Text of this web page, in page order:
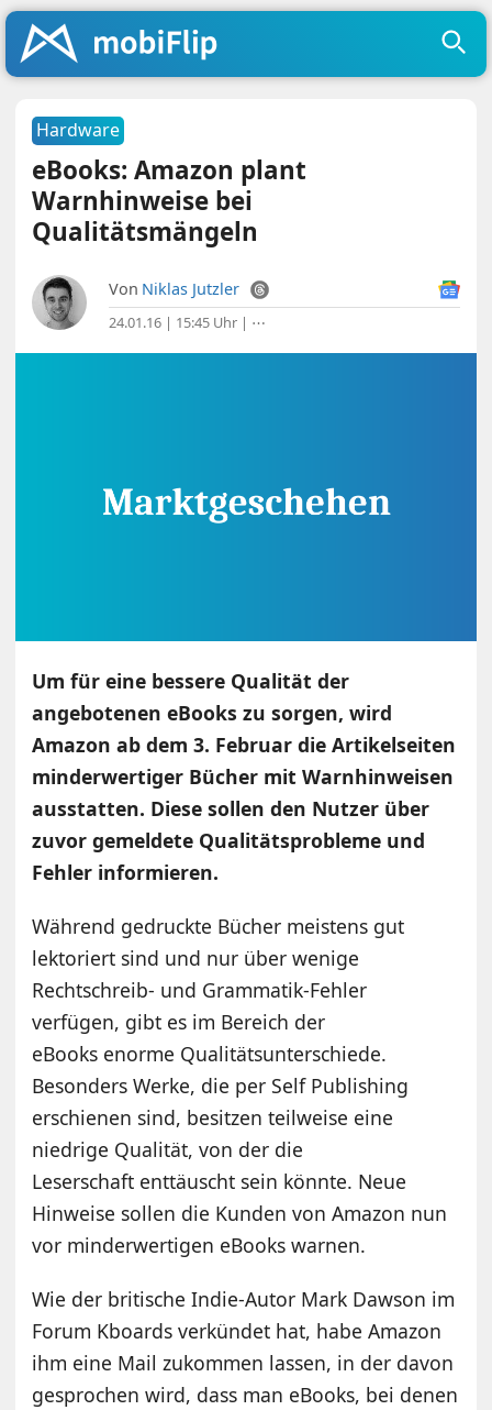
Hardware
eBooks: Amazon plant
Warnhinweise bei
Qualitätsmängeln
Von Niklas Jutzler
24.01.16 | 15:45 Uhr | ⋯
Um für eine bessere Qualität der
angebotenen eBooks zu sorgen, wird
Amazon ab dem 3. Februar die Artikelseiten
minderwertiger Bücher mit Warnhinweisen
ausstatten. Diese sollen den Nutzer über
zuvor gemeldete Qualitätsprobleme und
Fehler informieren.
Während gedruckte Bücher meistens gut
lektoriert sind und nur über wenige
Rechtschreib- und Grammatik-Fehler
verfügen, gibt es im Bereich der
eBooks enorme Qualitätsunterschiede.
Besonders Werke, die per Self Publishing
erschienen sind, besitzen teilweise eine
niedrige Qualität, von der die
Leserschaft enttäuscht sein könnte. Neue
Hinweise sollen die Kunden von Amazon nun
vor minderwertigen eBooks warnen.
Wie der britische Indie-Autor Mark Dawson im
Forum Kboards verkündet hat, habe Amazon
ihm eine Mail zukommen lassen, in der davon
gesprochen wird, dass man eBooks, bei denen